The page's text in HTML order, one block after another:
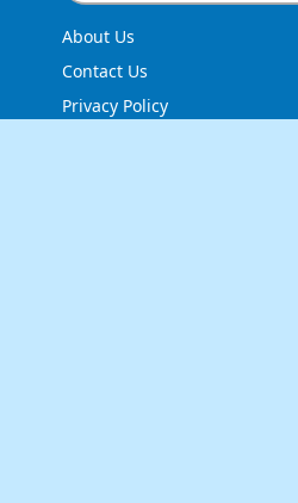
About Us
Contact Us
Privacy Policy